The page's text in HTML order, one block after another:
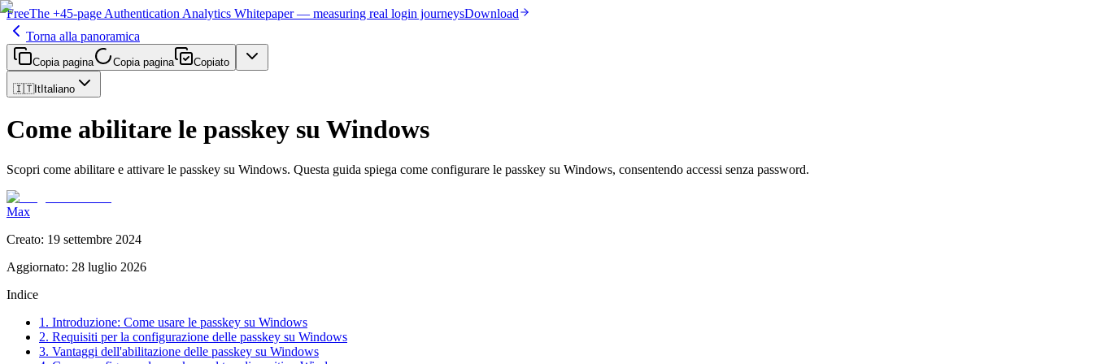
FreeThe +45-page Authentication Analytics Whitepaper — measuring real login journeysDownload
Torna alla panoramica
Copia pagina Copia pagina Copiato
🇮🇹It Italiano
Come abilitare le passkey su Windows
Scopri come abilitare e attivare le passkey su Windows. Questa guida spiega come configurare le passkey su Windows, consentendo accessi senza password.
Max
Creato: 19 settembre 2024
Aggiornato: 28 luglio 2026
Indice
1. Introduzione: Come usare le passkey su Windows
2. Requisiti per la configurazione delle passkey su Windows
3. Vantaggi dell'abilitazione delle passkey su Windows